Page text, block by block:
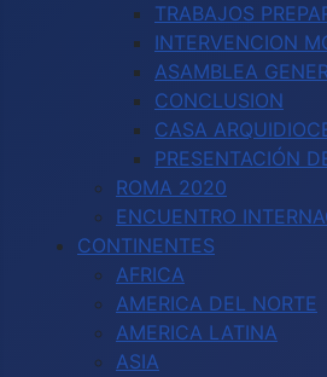
TRABAJOS
INTERVENCION
ASAMBLEA
CONCLUSION
CASA
PRESENTACIÓN
ROMA 2020
ENCUENTRO
CONTINENTES
AFRICA
AMERICA DEL NORTE
AMERICA LATINA
ASIA